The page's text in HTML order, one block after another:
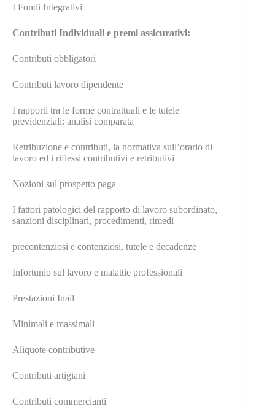
I Fondi Integrativi
Contributi Individuali e premi assicurativi:
Contributi obbligatori
Contributi lavoro dipendente
I rapporti tra le forme contrattuali e le tutele
previdenziali: analisi comparata
Retribuzione e contributi, la normativa sull’orario di
lavoro ed i riflessi contributivi e retributivi
Nozioni sul prospetto paga
I fattori patologici del rapporto di lavoro subordinato,
sanzioni disciplinari, procedimenti, rimedi
precontenziosi e contenziosi, tutele e decadenze
Infortunio sul lavoro e malattie professionali
Prestazioni Inail
Minimali e massimali
Aliquote contributive
Contributi artigiani
Contributi commercianti